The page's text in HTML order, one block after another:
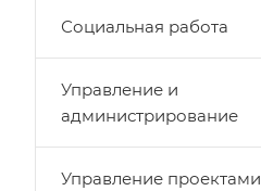
Социальная работа
Управление и
администрирование
Управление проектами